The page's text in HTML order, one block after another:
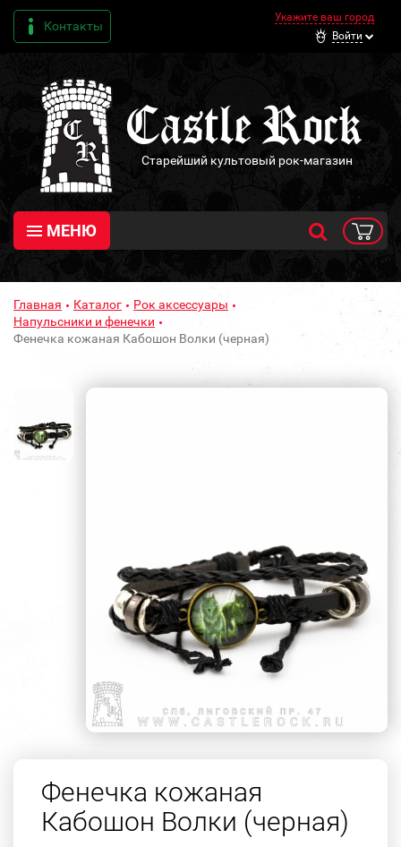
Контакты
Укажите ваш город
Войти
Старейший культовый рок-магазин
МЕНЮ
Главная Каталог
Рок аксессуары
Напульсники и фенечки
Фенечка кожаная Кабошон Волки (черная)
Фенечка кожаная
Кабошон Волки (черная)